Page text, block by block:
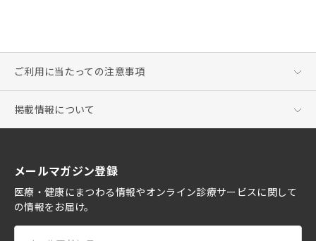
ご利用に当たっての注意事項
掲載情報について
メールマガジン登録
医療・健康にまつわる情報やオンライン診療サービスに関して
の情報をお届け。